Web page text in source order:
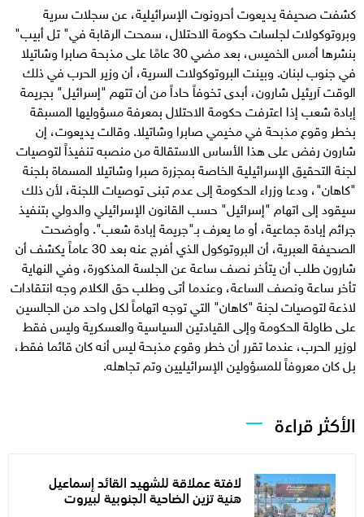
كشفت صحيفة يديعوت أحرونوت الإسرائيلية، عن سجلات سرية
وبروتوكولات لجلسات حكومة الاحتلال، سمحت الرقابة في" تل أبيب"
بنشرها أمس الخميس، بعد مضي 30 عامًا على مذبحة صابرا وشاتيلا
في جنوب لبنان. وبينت البروتوكولات السرية، أن وزير الحرب في ذلك
الوقت آريئيل شارون، أبدى تخوفاً حاداً من أن تتهم "إسرائيل" بجريمة
إبادة شعب إذا اعترفت حكومة الاحتلال بمعرفة مسؤوليها المسبقة
بخطر وقوع مذبحة في مخيمي صابرا وشاتيلا. وقالت يديعوت، إن
شارون رفض على هذا الأساس الاستقالة من منصبه تنفيذاً لتوصيات
لجنة التحقيق الإسرائيلية الخاصة بمجزرة صبرا وشاتيلا المسماة بلجنة
"كاهان"، ودعا وزراء الحكومة إلى عدم تبنى توصيات اللجنة، لأن ذلك
سيقود إلى اتهام "إسرائيل" حسب القانون الإسرائيلي والدولي بتنفيذ
جرائم إبادة جماعية، أو ما يعرف بـ"جريمة إبادة شعب". وأوضحت
الصحيفة العبرية، أن البروتوكول الذي أفرج عنه بعد 30 عاماً يكشف أن
شارون طلب أن يتأخر نصف ساعة عن الجلسة المذكورة، وفي النهاية
تأخر ساعة ونصف الساعة، وعندما أتى وطلب حق الكلام وجه انتقادات
لاذعة لتوصيات لجنة "كاهان" التي توجه اتهاماً لكل واحد من الجالسين
على طاولة الحكومة وإلى القيادتين السياسية والعسكرية وليس فقط
لوزير الحرب، عندما تقرر أن خطر وقوع مذبحة ليس أنه كان قائما فقط،
بل كان معروفاً للمسؤولين الإسرائيليين وتم تجاهله.
الأكثر قراءة
لافتة عملاقة للشهيد القائد إسماعيل
هنية تزين الضاحية الجنوبية لبيروت